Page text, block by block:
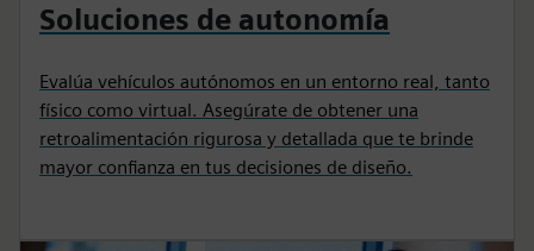
Soluciones de autonomía
Evalúa vehículos autónomos en un entorno real, tanto
físico como virtual. Asegúrate de obtener una
retroalimentación rigurosa y detallada que te brinde
mayor confianza en tus decisiones de diseño.